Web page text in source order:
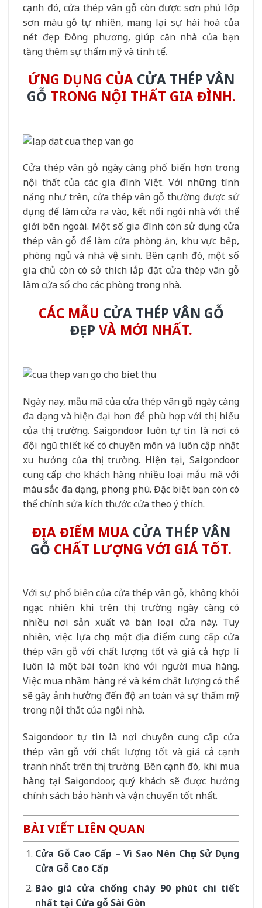
cạnh đó, cửa thép vân gỗ còn được sơn phủ lớp
sơn màu gỗ tự nhiên, mang lại sự hài hoà của
nét đẹp Đông phương, giúp căn nhà của bạn
tăng thêm sự thẩm mỹ và tinh tế.
ỨNG DỤNG CỦA CỬA THÉP VÂN
GỖ TRONG NỘI THẤT GIA ĐÌNH.
Cửa thép vân gỗ ngày càng phổ biến hơn trong
nội thất của các gia đình Việt. Với những tính
năng như trên, cửa thép vân gỗ thường được sử
dụng để làm cửa ra vào, kết nối ngôi nhà với thế
giới bên ngoài. Một số gia đình còn sử dụng cửa
thép vân gỗ để làm cửa phòng ăn, khu vực bếp,
phòng ngủ và nhà vệ sinh. Bên cạnh đó, một số
gia chủ còn có sở thích lắp đặt cửa thép vân gỗ
làm cửa sổ cho các phòng trong nhà.
CÁC MẪU CỬA THÉP VÂN GỖ
ĐẸP VÀ MỚI NHẤT.
Ngày nay, mẫu mã của cửa thép vân gỗ ngày càng
đa dạng và hiện đại hơn để phù hợp với thị hiếu
của thị trường. Saigondoor luôn tự tin là nơi có
đội ngũ thiết kế có chuyên môn và luôn cập nhật
xu hướng của thị trường. Hiện tại, Saigondoor
cung cấp cho khách hàng nhiều loại mẫu mã với
màu sắc đa dạng, phong phú. Đặc biệt bạn còn có
thể chỉnh sửa kích thước cửa theo ý thích.
ĐỊA ĐIỂM MUA CỬA THÉP VÂN
GỖ CHẤT LƯỢNG VỚI GIÁ TỐT.
Với sự phổ biến của cửa thép vân gỗ, không khỏi
ngạc nhiên khi trên thị trường ngày càng có
nhiều nơi sản xuất và bán loại cửa này. Tuy
nhiên, việc lựa chọn một địa điểm cung cấp cửa
thép vân gỗ với chất lượng tốt và giá cả hợp lí
luôn là một bài toán khó với người mua hàng.
Việc mua nhầm hàng rẻ và kém chất lượng có thể
sẽ gây ảnh hưởng đến độ an toàn và sự thẩm mỹ
trong nội thất của ngôi nhà.
Saigondoor tự tin là nơi chuyên cung cấp cửa
thép vân gỗ với chất lượng tốt và giá cả cạnh
tranh nhất trên thị trường. Bên cạnh đó, khi mua
hàng tại Saigondoor, quý khách sẽ được hưởng
chính sách bảo hành và vận chuyển tốt nhất.
BÀI VIẾT LIÊN QUAN
Cửa Gỗ Cao Cấp – Vì Sao Nên Chọn Sử Dụng
Cửa Gỗ Cao Cấp
Báo giá cửa chống cháy 90 phút chi tiết
nhất tại Cửa gỗ Sài Gòn